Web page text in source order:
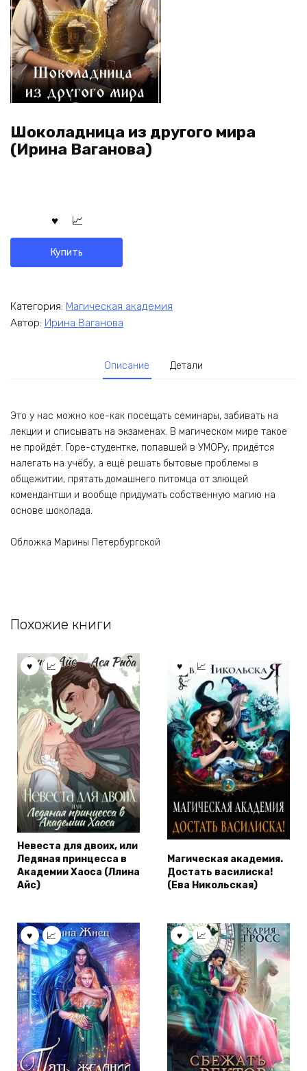
Шоколадница из другого мира
(Ирина Ваганова)
Купить
Категория: Магическая академия
Автор: Ирина Ваганова
Описание Детали
Это у нас можно кое-как посещать семинары, забивать на
лекции и списывать на экзаменах. В магическом мире такое
не пройдёт. Горе-студентке, попавшей в УМОРу, придётся
налегать на учёбу, а ещё решать бытовые проблемы в
общежитии, прятать домашнего питомца от злющей
комендантши и вообще придумать собственную магию на
основе шоколада.
Обложка Марины Петербургской
Похожие книги
Невеста для двоих, или
Ледяная принцесса в
Академии Хаоса (Ллина
Айс)
Магическая академия.
Достать василиска!
(Ева Никольская)